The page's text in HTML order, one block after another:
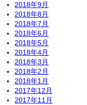
2018年9月
2018年8月
2018年7月
2018年6月
2018年5月
2018年4月
2018年3月
2018年2月
2018年1月
2017年12月
2017年11月